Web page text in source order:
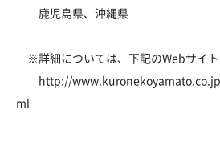
鹿児島県、沖縄県
※詳細については、下記のWebサイト
http://
ml